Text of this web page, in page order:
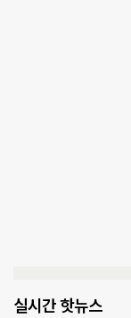
실시간 핫뉴스